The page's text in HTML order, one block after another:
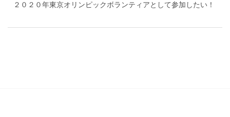
２０２０年東京オリンピックボランティアとして参加したい！